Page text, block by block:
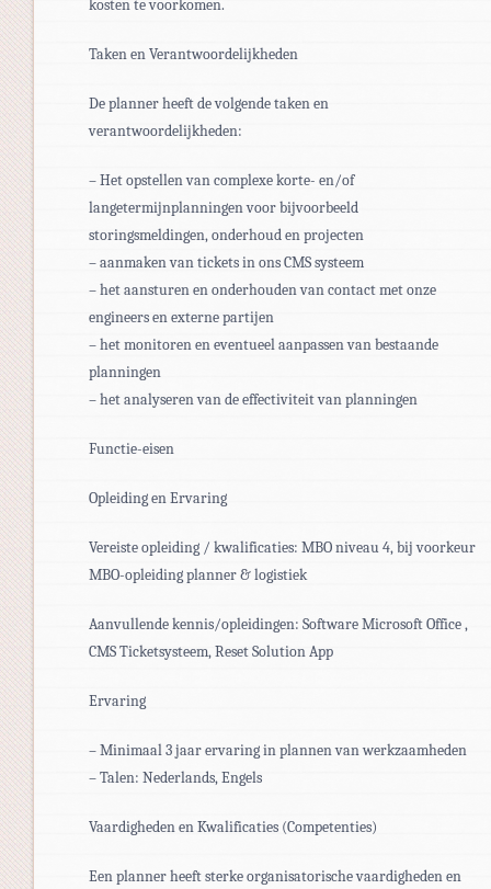
kosten te voorkomen.
Taken en Verantwoordelijkheden
De planner heeft de volgende taken en
verantwoordelijkheden:
– Het opstellen van complexe korte- en/of
langetermijnplanningen voor bijvoorbeeld
storingsmeldingen, onderhoud en projecten
– aanmaken van tickets in ons CMS systeem
– het aansturen en onderhouden van contact met onze
engineers en externe partijen
– het monitoren en eventueel aanpassen van bestaande
planningen
– het analyseren van de effectiviteit van planningen
Functie-eisen
Opleiding en Ervaring
Vereiste opleiding / kwalificaties: MBO niveau 4, bij voorkeur
MBO-opleiding planner & logistiek
Aanvullende kennis/opleidingen: Software Microsoft Office ,
CMS Ticketsysteem, Reset Solution App
Ervaring
– Minimaal 3 jaar ervaring in plannen van werkzaamheden
– Talen: Nederlands, Engels
Vaardigheden en Kwalificaties (Competenties)
Een planner heeft sterke organisatorische vaardigheden en